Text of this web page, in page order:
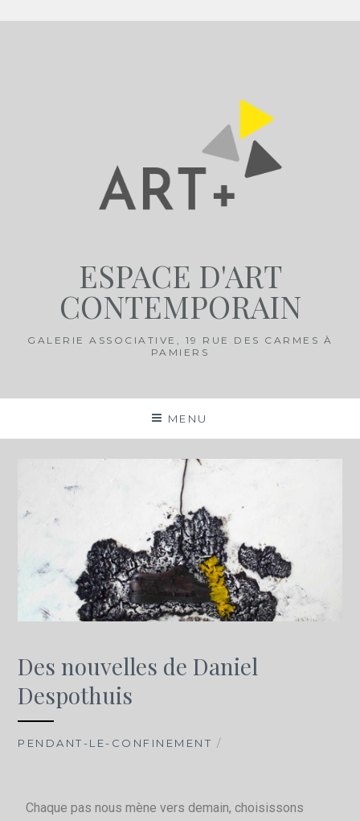
ESPACE D'ART
CONTEMPORAIN
GALERIE ASSOCIATIVE, 19 RUE DES CARMES À
PAMIERS
MENU
Des nouvelles de Daniel
Despothuis
PENDANT-LE-CONFINEMENT /
Chaque pas nous mène vers demain, choisissons